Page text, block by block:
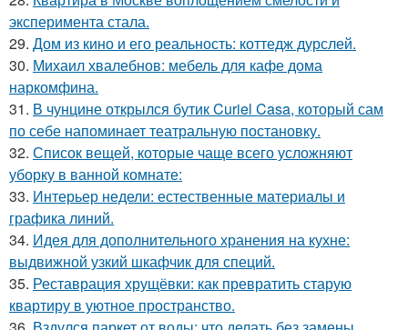
эксперимента стала.
29. Дом из кино и его реальность: коттедж дурслей.
30. Михаил хвалебнов: мебель для кафе дома
наркомфина.
31. В чунцине открылся бутик Curiel Casa, который сам
по себе напоминает театральную постановку.
32. Список вещей, которые чаще всего усложняют
уборку в ванной комнате:
33. Интерьер недели: естественные материалы и
графика линий.
34. Идея для дополнительного хранения на кухне:
выдвижной узкий шкафчик для специй.
35. Реставрация хрущёвки: как превратить старую
квартиру в уютное пространство.